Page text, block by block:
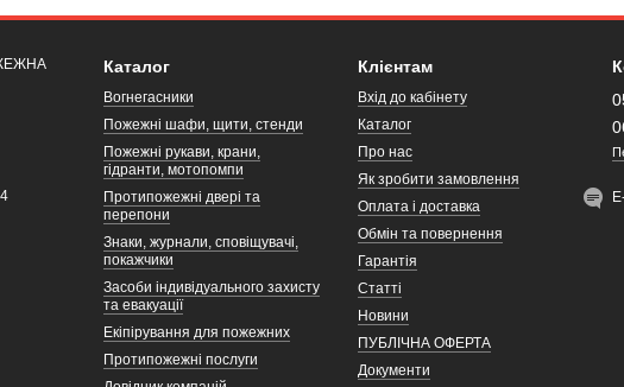
Каталог
Вогнегасники
Пожежні шафи, щити, стенди
Пожежні рукави, крани,
гідранти, мотопомпи
Протипожежні двері та
перепони
Знаки, журнали, сповіщувачі,
покажчики
Засоби індивідуального захисту
та евакуації
Екіпірування для пожежних
Протипожежні послуги
Клієнтам
Вхід до кабінету
Каталог
Про нас
Як зробити замовлення
Оплата і доставка
Обмін та повернення
Гарантія
Статті
Новини
ПУБЛІЧНА ОФЕРТА
Документи